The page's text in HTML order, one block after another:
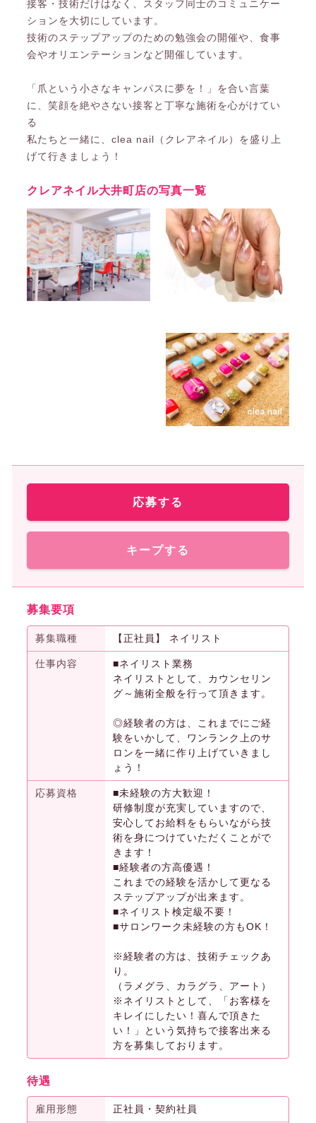
接客・技術だけはなく、スタッフ同士のコミュニケー
ションを大切にしています。
技術のステップアップのための勉強会の開催や、食事
会やオリエンテーションなど開催しています。
「爪という小さなキャンパスに夢を！」を合い言葉
に、笑顔を絶やさない接客と丁寧な施術を心がけてい
る
私たちと一緒に、clea nail（クレアネイル）を盛り上
げて行きましょう！
クレアネイル大井町店の写真一覧
応募する
キープする
募集要項
募集職種 【正社員】 ネイリスト
仕事内容
■ネイリスト業務
ネイリストとして、カウンセリン
グ～施術全般を行って頂きます。
◎経験者の方は、これまでにご経
験をいかして、ワンランク上のサ
ロンを一緒に作り上げていきまし
ょう！
応募資格
■未経験の方大歓迎！
研修制度が充実していますので、
安心してお給料をもらいながら技
術を身につけていただくことがで
きます！
■経験者の方高優遇！
これまでの経験を活かして更なる
ステップアップが出来ます。
■ネイリスト検定級不要！
■サロンワーク未経験の方もOK！
※経験者の方は、技術チェックあ
り。
（ラメグラ、カラグラ、アート）
※ネイリストとして、「お客様を
キレイにしたい！喜んで頂きた
い！」という気持ちで接客出来る
方を募集しております。
待遇
雇用形態 正社員・契約社員